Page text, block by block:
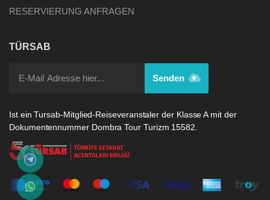
RESERVIERUNG ANFRAGEN
TÜRSAB
Senden
Ist ein Tursab-Mitglied-Reiseveranstaler der Klasse A mit der
Dokumentennummer Dombra Tour Turizm 15582.